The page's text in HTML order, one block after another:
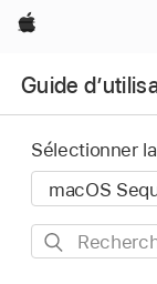
Apple
Guide
Sélectionner
Rechercher